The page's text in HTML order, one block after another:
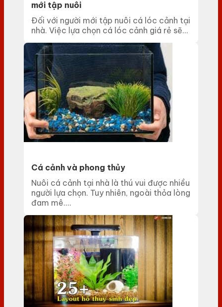
mới tập nuôi
Đối với người mới tập nuôi cá lóc cảnh tại
nhà. Việc lựa chọn cá lóc cảnh giá rẻ sẽ...
Cá cảnh và phong thủy
Nuôi cá cảnh tại nhà là thú vui được nhiều
người lựa chọn. Tuy nhiên, ngoài thỏa lòng
đam mê....